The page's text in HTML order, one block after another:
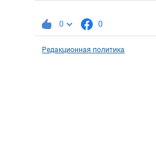
0 0
Редакционная политика